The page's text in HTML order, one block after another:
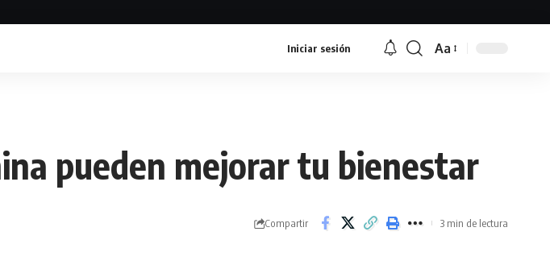
Iniciar sesión
Font
Aa
pueden mejorar tu bienestar
Compartir 3 min de lectura